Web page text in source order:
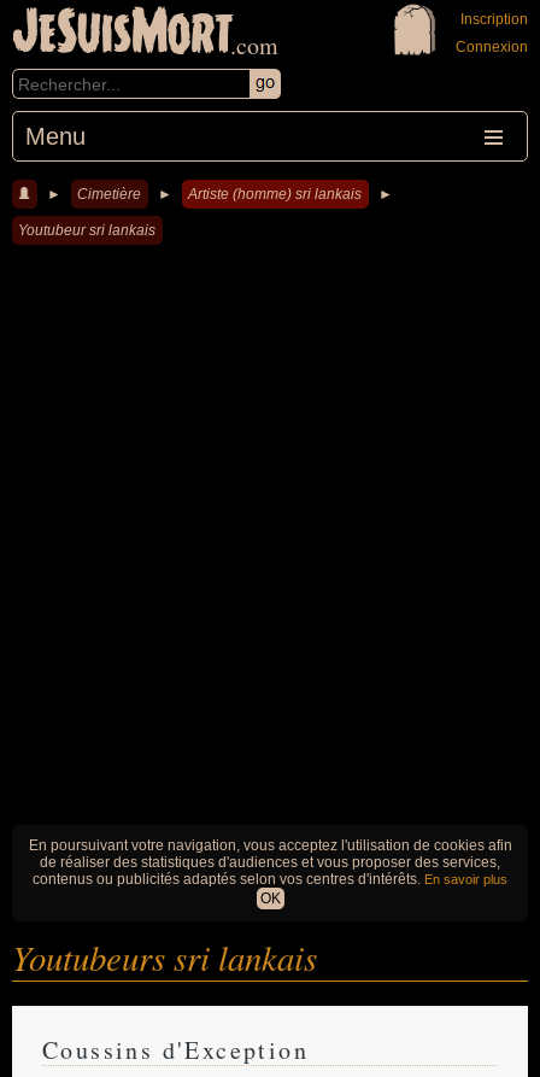
JeSuisMort.com
Menu
Inscription
Connexion
► Cimetière ► Artiste (homme) sri lankais ►
Youtubeur sri lankais
En poursuivant votre navigation, vous acceptez l'utilisation de cookies afin
de réaliser des statistiques d'audiences et vous proposer des services,
contenus ou publicités adaptés selon vos centres d'intérêts. En savoir plus
OK
Youtubeurs sri lankais
Coussins d'Exception